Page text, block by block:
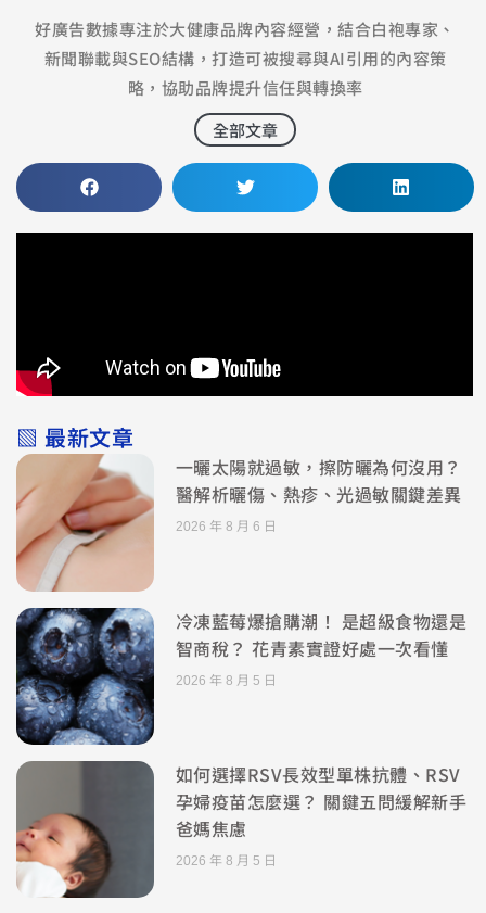
好廣告數據專注於大健康品牌內容經營，結合白袍專家、
新聞聯載與SEO結構，打造可被搜尋與AI引用的內容策
略，協助品牌提升信任與轉換率
全部文章
▧ 最新文章
一曬太陽就過敏，擦防曬為何沒用？
醫解析曬傷、熱疹、光過敏關鍵差異
2026 年 8 月 6 日
冷凍藍莓爆搶購潮！ 是超級食物還是
智商稅？ 花青素實證好處一次看懂
2026 年 8 月 5 日
如何選擇RSV長效型單株抗體、RSV
孕婦疫苗怎麼選？ 關鍵五問緩解新手
爸媽焦慮
2026 年 8 月 5 日